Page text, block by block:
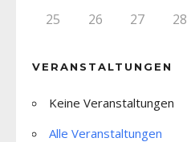
25 26 27 28
VERANSTALTUNGEN
Keine Veranstaltungen
Alle Veranstaltungen